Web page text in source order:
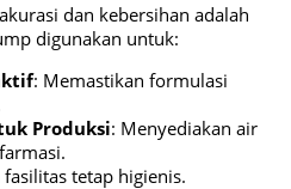
dan kebersihan adalah
digunakan untuk:
: Memastikan formulasi
Produksi: Menyediakan air
fasilitas tetap higienis.